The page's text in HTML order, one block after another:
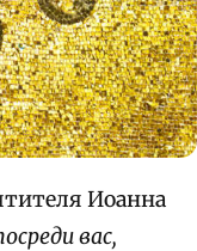
Иоанна
вас,